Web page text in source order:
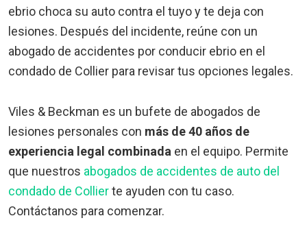
ebrio choca su auto contra el tuyo y te deja con
lesiones. Después del incidente, reúne con un
abogado de accidentes por conducir ebrio en el
condado de Collier para revisar tus opciones legales.
Viles & Beckman es un bufete de abogados de
lesiones personales con más de 40 años de
experiencia legal combinada en el equipo. Permite
que nuestros abogados de accidentes de auto del
condado de Collierte ayuden con tu caso.
Contáctanos para comenzar.